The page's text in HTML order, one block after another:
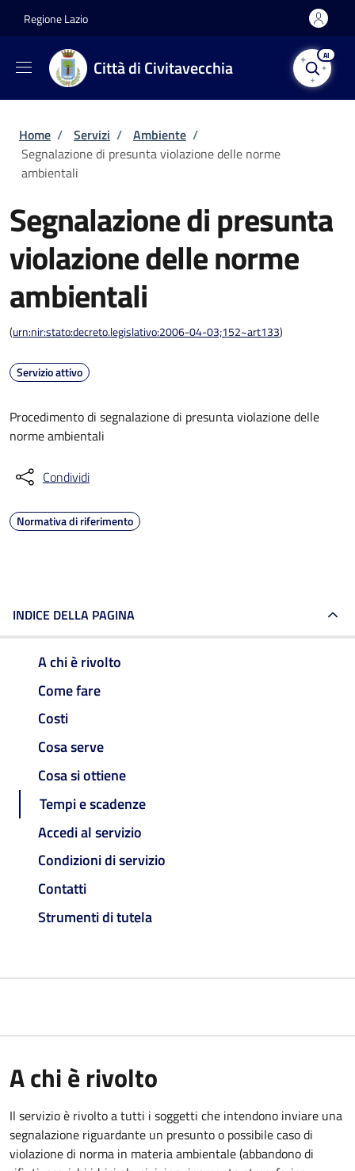
Regione Lazio
Città di Civitavecchia
AI
Briciole di pane
Home / Servizi / Ambiente /
Segnalazione di presunta violazione delle norme
ambientali
Segnalazione di presunta
violazione delle norme
ambientali
(urn:nir:stato:decreto.legislativo:2006-04-03;152~art133)
Servizio attivo
Procedimento di segnalazione di presunta violazione delle
norme ambientali
Condividi
Normativa di riferimento
INDICE DELLA PAGINA
A chi è rivolto
Come fare
Costi
Cosa serve
Cosa si ottiene
Tempi e scadenze
Accedi al servizio
Condizioni di servizio
Contatti
Strumenti di tutela
A chi è rivolto
Il servizio è rivolto a tutti i soggetti che intendono inviare una
segnalazione riguardante un presunto o possibile caso di
violazione di norma in materia ambientale (abbandono di